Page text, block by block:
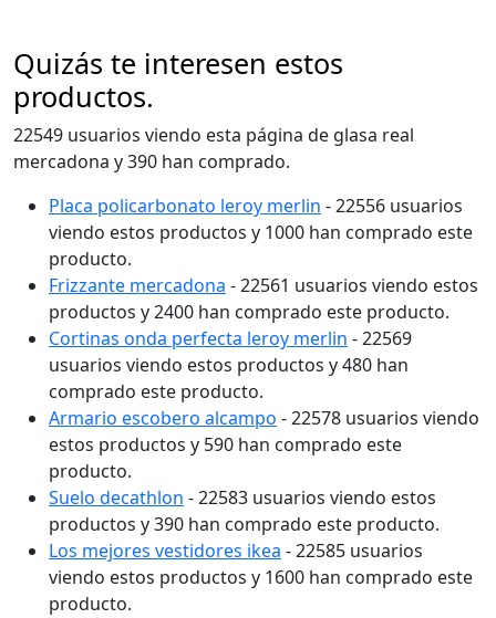
Quizás te interesen estos
productos.
22549 usuarios viendo esta página de glasa real
mercadona y 390 han comprado.
Placa policarbonato leroy merlin - 22556 usuarios
viendo estos productos y 1000 han comprado este
producto.
Frizzante mercadona - 22561 usuarios viendo estos
productos y 2400 han comprado este producto.
Cortinas onda perfecta leroy merlin - 22569
usuarios viendo estos productos y 480 han
comprado este producto.
Armario escobero alcampo - 22578 usuarios viendo
estos productos y 590 han comprado este
producto.
Suelo decathlon - 22583 usuarios viendo estos
productos y 390 han comprado este producto.
Los mejores vestidores ikea - 22585 usuarios
viendo estos productos y 1600 han comprado este
producto.